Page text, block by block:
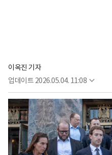
이옥진 기자
업데이트 2026.05.04. 11:08